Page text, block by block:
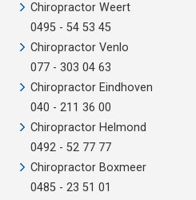
Chiropractor Weert
0495 - 54 53 45
Chiropractor Venlo
077 - 303 04 63
Chiropractor Eindhoven
040 - 211 36 00
Chiropractor Helmond
0492 - 52 77 77
Chiropractor Boxmeer
0485 - 23 51 01